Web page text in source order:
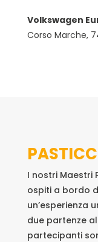
Volkswagen
Corso Marche,
I nostri Maestri
ospiti a bordo
un’esperienza
due partenze
partecipanti